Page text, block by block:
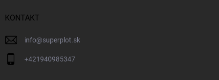
KONTAKT
info@superplot.sk
+421940985347